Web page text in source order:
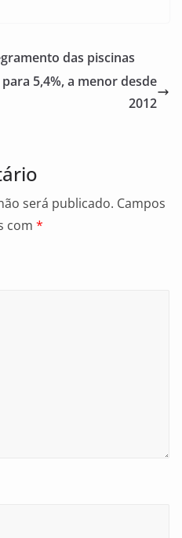
das piscinas
5,4%, a menor desde
2012
será publicado. Campos
com *